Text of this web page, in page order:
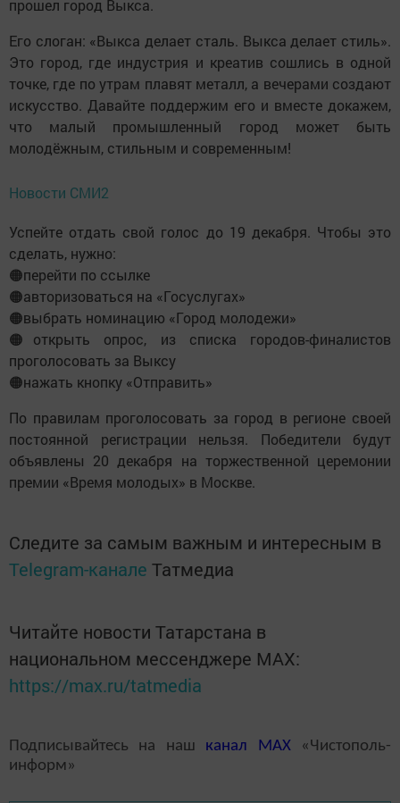
прошел город Выкса.
Его слоган: «Выкса делает сталь. Выкса делает стиль».
Это город, где индустрия и креатив сошлись в одной
точке, где по утрам плавят металл, а вечерами создают
искусство. Давайте поддержим его и вместе докажем,
что малый промышленный город может быть
молодёжным, стильным и современным!
Новости СМИ2
Успейте отдать свой голос до 19 декабря. Чтобы это
сделать, нужно:
🟠перейти по ссылке
🟠авторизоваться на «Госуслугах»
🟠выбрать номинацию «Город молодежи»
🟠открыть опрос, из списка городов-финалистов
проголосовать за Выксу
🟠нажать кнопку «Отправить»
По правилам проголосовать за город в регионе своей
постоянной регистрации нельзя. Победители будут
объявлены 20 декабря на торжественной церемонии
премии «Время молодых» в Москве.
Следите за самым важным и интересным в
Telegram-канале Татмедиа
Читайте новости Татарстана в
национальном мессенджере MАХ:
https://max.ru/tatmedia
Подписывайтесь на наш канал MAX«Чистополь-
информ»